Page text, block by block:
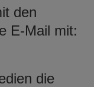
den
E-Mail mit:
die